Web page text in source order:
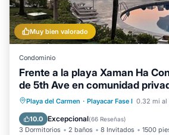
Muy bien valorado
Condominio
Frente a la playa Xaman Ha
de 5th Ave en comunidad
Playa del Carmen · Playacar Fase I 0.32 mi al
10.0 Excepcional(66 Reseñas)
3 Dormitorios 2 baños 8 Invitados 1500
Desayuno Aparcamiento
Vista al mar